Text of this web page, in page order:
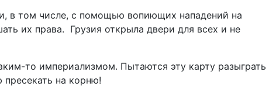
в том числе, с помощью вопиющих нападений на
их права. Грузия открыла двери для всех и не
то империализмом. Пытаются эту карту разыграть
на корню!